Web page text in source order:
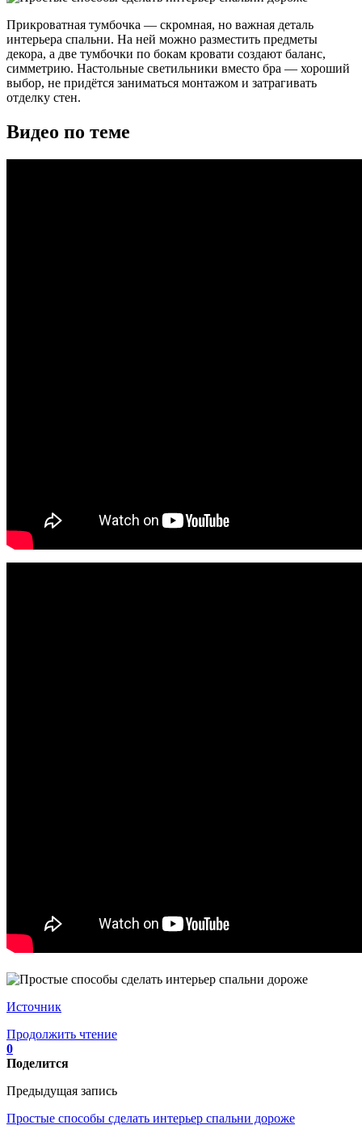
Прикроватная тумбочка — скромная, но важная деталь
интерьера спальни. На ней можно разместить предметы
декора, а две тумбочки по бокам кровати создают баланс,
симметрию. Настольные светильники вместо бра — хороший
выбор, не придётся заниматься монтажом и затрагивать
отделку стен.
Видео по теме
Источник
Продолжить чтение
0
Поделится
Предыдущая запись
Простые способы сделать интерьер спальни дороже